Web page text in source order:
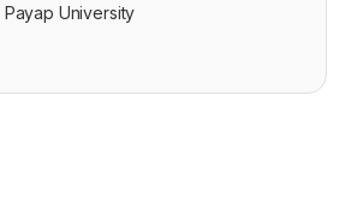
Payap University